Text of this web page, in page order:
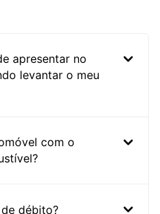
apresentar no
levantar o meu
com o
débito?